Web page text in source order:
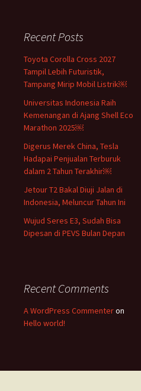
Recent Posts
Toyota Corolla Cross 2027
Tampil Lebih Futuristik,
Tampang Mirip Mobil Listrik￼
Universitas Indonesia Raih
Kemenangan di Ajang Shell Eco
Marathon 2025￼
Digerus Merek China, Tesla
Hadapai Penjualan Terburuk
dalam 2 Tahun Terakhir￼
Jetour T2 Bakal Diuji Jalan di
Indonesia, Meluncur Tahun Ini
Wujud Seres E3, Sudah Bisa
Dipesan di PEVS Bulan Depan
Recent Comments
A WordPress Commenteron
Hello world!